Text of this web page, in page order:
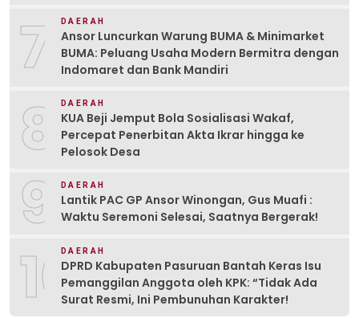
7
DAERAH
Ansor Luncurkan Warung BUMA & Minimarket
BUMA: Peluang Usaha Modern Bermitra dengan
Indomaret dan Bank Mandiri
8 DAERAH
KUA Beji Jemput Bola Sosialisasi Wakaf,
Percepat Penerbitan Akta Ikrar hingga ke
Pelosok Desa
9 DAERAH
Lantik PAC GP Ansor Winongan, Gus Muafi :
Waktu Seremoni Selesai, Saatnya Bergerak!
10DAERAH
DPRD Kabupaten Pasuruan Bantah Keras Isu
Pemanggilan Anggota oleh KPK: “Tidak Ada
Surat Resmi, Ini Pembunuhan Karakter!